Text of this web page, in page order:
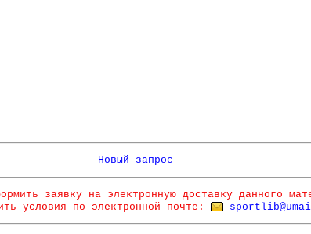
Новый запрос
заявку на электронную доставку данного
условия по электронной почте: